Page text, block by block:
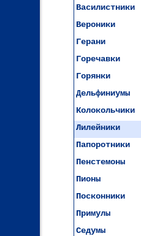
Василистники
Вероники
Герани
Горечавки
Горянки
Дельфиниумы
Колокольчики
Лилейники
Папоротники
Пенстемоны
Пионы
Посконники
Примулы
Седумы